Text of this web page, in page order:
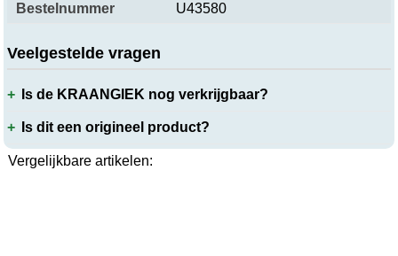
Bestelnummer U43580
Veelgestelde vragen
Is de KRAANGIEK nog verkrijgbaar?
Is dit een origineel product?
Vergelijkbare artikelen: